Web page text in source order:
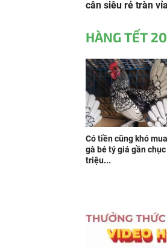
cân siêu rẻ tràn
HÀNG TẾT
Có tiền cũng khó
gà bé tý giá gần chục
triệu...